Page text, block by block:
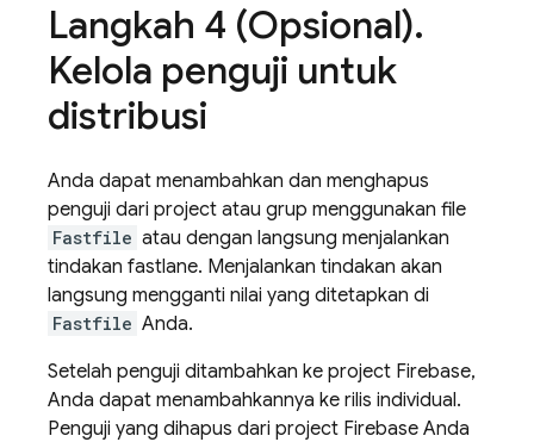
Langkah 4 (Opsional).
Kelola penguji untuk
distribusi
Anda dapat menambahkan dan menghapus
penguji dari project atau grup menggunakan file
Fastfile atau dengan langsung menjalankan
tindakan fastlane. Menjalankan tindakan akan
langsung mengganti nilai yang ditetapkan di
Fastfile Anda.
Setelah penguji ditambahkan ke project Firebase,
Anda dapat menambahkannya ke rilis individual.
Penguji yang dihapus dari project Firebase Anda